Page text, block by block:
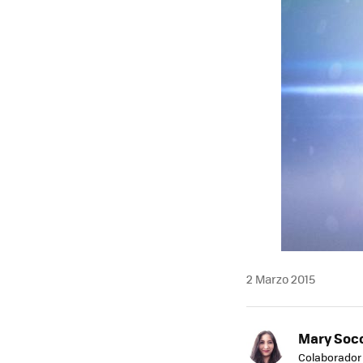
2 Marzo 2015
Mary
Colaborador